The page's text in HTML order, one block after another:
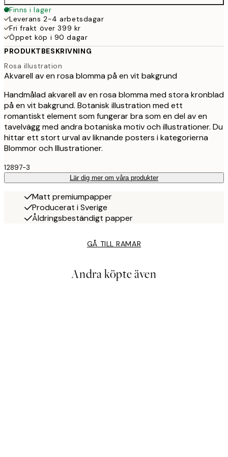
Finns i lager
Leverans 2-4 arbetsdagar
Fri frakt över 399 kr
Öppet köp i 90 dagar
PRODUKTBESKRIVNING
Rosa illustration
Akvarell av en rosa blomma på en vit bakgrund
Handmålad akvarell av en rosa blomma med stora kronblad
på en vit bakgrund. Botanisk illustration med ett
romantiskt element som fungerar bra som en del av en
tavelvägg med andra botaniska motiv och illustrationer. Du
hittar ett stort urval av liknande posters i kategorierna
Blommor och Illustrationer.
12897-3
Lär dig mer om våra produkter
Matt premiumpapper
Producerat i Sverige
Åldringsbeständigt papper
GÅ TILL RAMAR
Andra köpte även